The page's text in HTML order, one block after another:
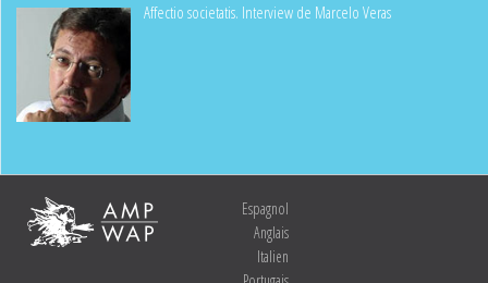
Affectio societatis. Interview de Marcelo Veras
Espagnol
Anglais
Italien